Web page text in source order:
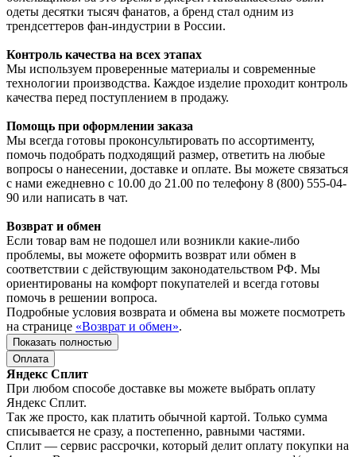
одеты десятки тысяч фанатов, а бренд стал одним из
трендсеттеров фан-индустрии в России.
Контроль качества на всех этапах
Мы используем проверенные материалы и современные
технологии производства. Каждое изделие проходит контроль
качества перед поступлением в продажу.
Помощь при оформлении заказа
Мы всегда готовы проконсультировать по ассортименту,
помочь подобрать подходящий размер, ответить на любые
вопросы о нанесении, доставке и оплате. Вы можете связаться
с нами ежедневно с 10.00 до 21.00 по телефону 8 (800) 555-04-
90 или написать в чат.
Возврат и обмен
Если товар вам не подошел или возникли какие-либо
проблемы, вы можете оформить возврат или обмен в
соответствии с действующим законодательством РФ. Мы
ориентированы на комфорт покупателей и всегда готовы
помочь в решении вопроса.
Подробные условия возврата и обмена вы можете посмотреть
на странице «Возврат и обмен».
Показать полностью
Оплата
Яндекс Сплит
При любом способе доставке вы можете выбрать оплату
Яндекс Сплит.
Так же просто, как платить обычной картой. Только сумма
списывается не сразу, а постепенно, равными частями.
Сплит — сервис рассрочки, который делит оплату покупки на